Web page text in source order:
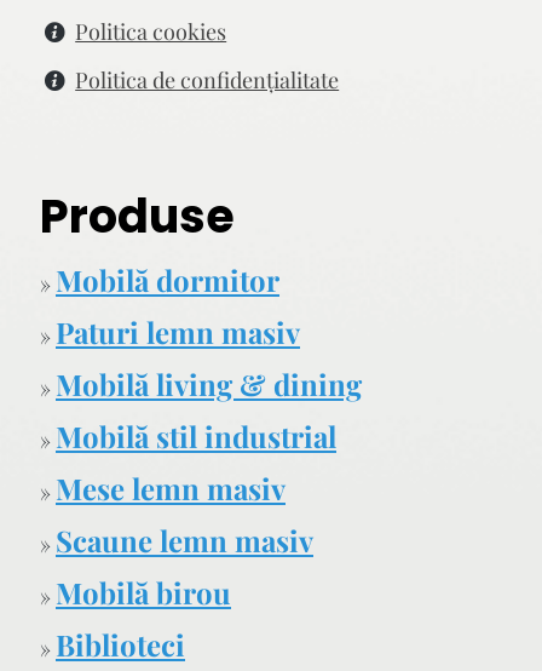
Politica cookies
Politica de confidenţialitate
Produse
» Mobilă dormitor
» Paturi lemn masiv
» Mobilă living & dining
» Mobilă stil industrial
» Mese lemn masiv
» Scaune lemn masiv
» Mobilă birou
» Biblioteci